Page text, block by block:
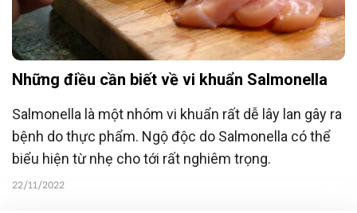
Những điều cần biết về vi khuẩn Salmonella
Salmonella là một nhóm vi khuẩn rất dễ lây lan gây ra
bệnh do thực phẩm. Ngộ độc do Salmonella có thể
biểu hiện từ nhẹ cho tới rất nghiêm trọng.
22/11/2022